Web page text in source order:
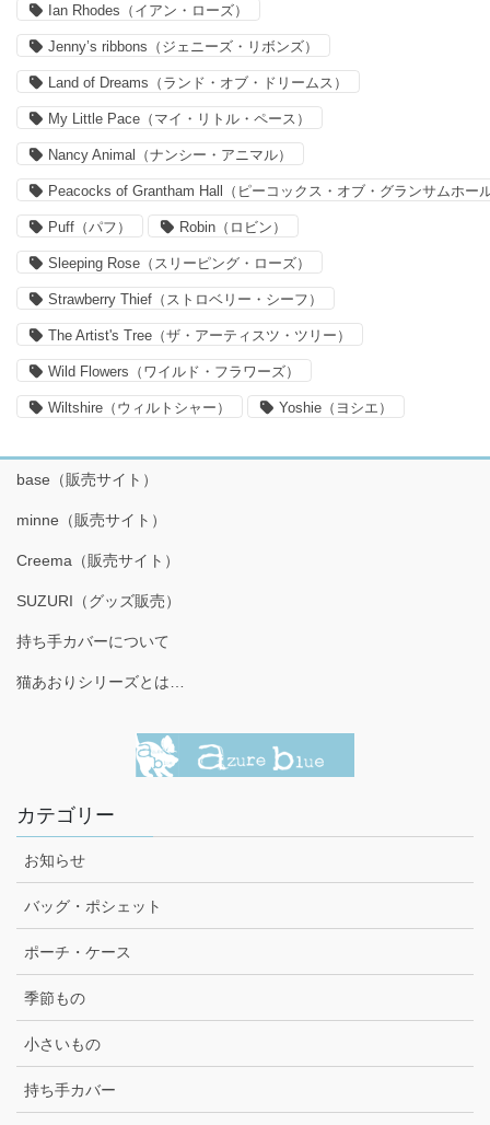
Ian Rhodes（イアン・ローズ）
Jenny’s ribbons（ジェニーズ・リボンズ）
Land of Dreams（ランド・オブ・ドリームス）
My Little Pace（マイ・リトル・ペース）
Nancy Animal（ナンシー・アニマル）
Peacocks of Grantham Hall（ピーコックス・オブ・グランサムホー
Puff（パフ） Robin（ロビン）
Sleeping Rose（スリーピング・ローズ）
Strawberry Thief（ストロベリー・シーフ）
The Artist's Tree（ザ・アーティスツ・ツリー）
Wild Flowers（ワイルド・フラワーズ）
Wiltshire（ウィルトシャー） Yoshie（ヨシエ）
base（販売サイト）
minne（販売サイト）
Creema（販売サイト）
SUZURI（グッズ販売）
持ち手カバーについて
猫あおりシリーズとは…
カテゴリー
お知らせ
バッグ・ポシェット
ポーチ・ケース
季節もの
小さいもの
持ち手カバー